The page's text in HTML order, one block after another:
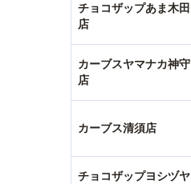
チョコザップあま木田
店
カーブスヤマナカ神守
店
カーブス清須店
チョコザップヨシヅヤ